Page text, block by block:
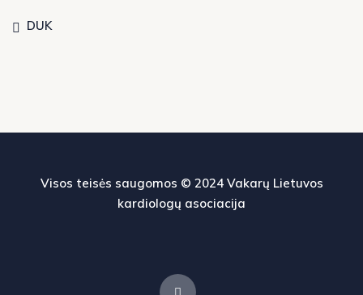
DUK
Visos teisės saugomos © 2024 Vakarų Lietuvos
kardiologų asociacija